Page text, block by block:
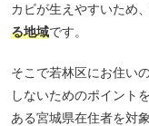
カビが生えやすいため
る地域です。
そこで若林区にお住い
しないためのポイント
ある宮城県在住者を対